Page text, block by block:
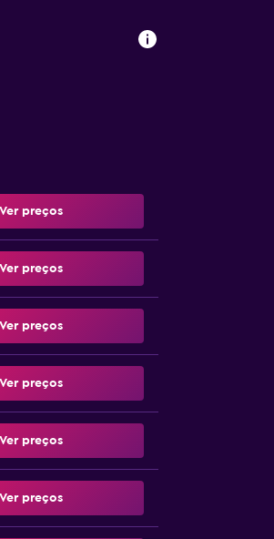
Ver preços
Ver preços
Ver preços
Ver preços
Ver preços
Ver preços